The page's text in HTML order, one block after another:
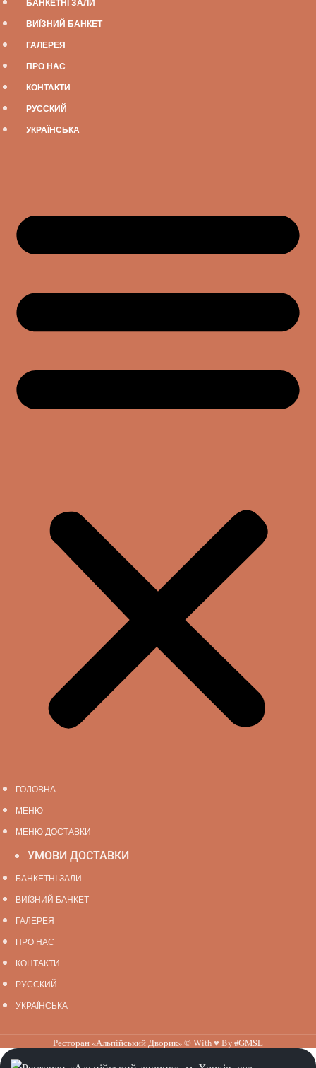
ВИЇЗНИЙ БАНКЕТ
ГАЛЕРЕЯ
ПРО НАС
КОНТАКТИ
РУССКИЙ
УКРАЇНСЬКА
ГОЛОВНА
МЕНЮ
МЕНЮ ДОСТАВКИ
УМОВИ ДОСТАВКИ
БАНКЕТНІ ЗАЛИ
ВИЇЗНИЙ БАНКЕТ
ГАЛЕРЕЯ
ПРО НАС
КОНТАКТИ
РУССКИЙ
УКРАЇНСЬКА
Ресторан «Альпійський Дворик»© With ♥ By#GMSL